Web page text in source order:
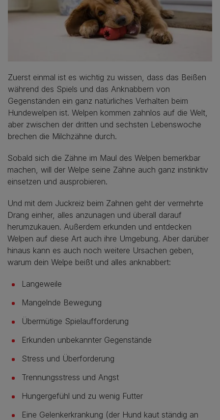
Zuerst einmal ist es wichtig zu wissen, dass das Beißen
während des Spiels und das Anknabbern von
Gegenständen ein ganz natürliches Verhalten beim
Hundewelpen ist. Welpen kommen zahnlos auf die Welt,
aber zwischen der dritten und sechsten Lebenswoche
brechen die Milchzähne durch.
Sobald sich die Zähne im Maul des Welpen bemerkbar
machen, will der Welpe seine Zähne auch ganz instinktiv
einsetzen und ausprobieren.
Und mit dem Juckreiz beim Zahnen geht der vermehrte
Drang einher, alles anzunagen und überall darauf
herumzukauen. Außerdem erkunden und entdecken
Welpen auf diese Art auch ihre Umgebung. Aber darüber
hinaus kann es auch noch weitere Ursachen geben,
warum dein Welpe beißt und alles anknabbert:
Langeweile
Mangelnde Bewegung
Übermütige Spielaufforderung
Erkunden unbekannter Gegenstände
Stress und Überforderung
Trennungsstress und Angst
Hungergefühl und zu wenig Futter
Eine Gelenkerkrankung (der Hund kaut ständig an